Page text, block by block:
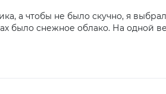
а чтобы не было скучно, я
было снежное облако. На одной